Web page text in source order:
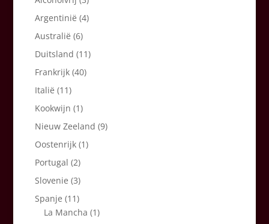
Argentinië (4)
Australië (6)
Duitsland (11)
Frankrijk (40)
Italië (11)
Kookwijn (1)
Nieuw Zeeland (9)
Oostenrijk (1)
Portugal (2)
Slovenie (3)
Spanje (11)
La Mancha (1)